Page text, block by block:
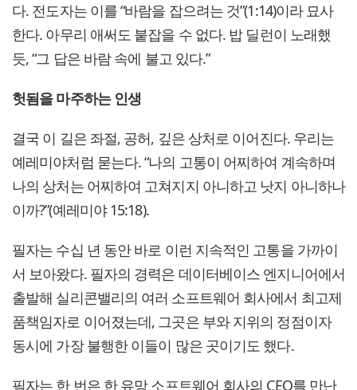
다. 전도자는 이를 “바람을 잡으려는 것”(1:14)이라 묘사
한다. 아무리 애써도 붙잡을 수 없다. 밥 딜런이 노래했
듯, “그 답은 바람 속에 불고 있다.”
헛됨을 마주하는 인생
결국 이 길은 좌절, 공허, 깊은 상처로 이어진다. 우리는
예레미야처럼 묻는다. “나의 고통이 어찌하여 계속하며
나의 상처는 어찌하여 고쳐지지 아니하고 낫지 아니하나
이까?”(예레미야 15:18).
필자는 수십 년 동안 바로 이런 지속적인 고통을 가까이
서 보아왔다. 필자의 경력은 데이터베이스 엔지니어에서
출발해 실리콘밸리의 여러 소프트웨어 회사에서 최고제
품책임자로 이어졌는데, 그곳은 부와 지위의 정점이자
동시에 가장 불행한 이들이 많은 곳이기도 했다.
필자는 한 번은 한 유망 소프트웨어 회사의 CEO를 만난